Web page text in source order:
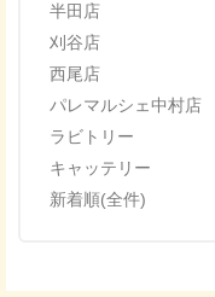
半田店
刈谷店
西尾店
パレマルシェ中村店
ラビトリー
キャッテリー
新着順(全件)